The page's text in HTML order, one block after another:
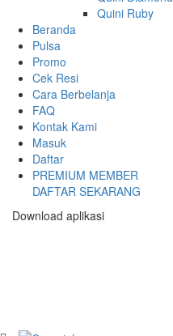
Quini Ruby
Beranda
Pulsa
Promo
Cek Resi
Cara Berbelanja
FAQ
Kontak Kami
Masuk
Daftar
PREMIUM MEMBER
DAFTAR SEKARANG
Download aplikasi